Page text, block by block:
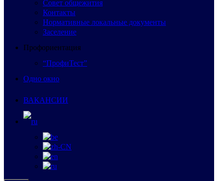
Совет общежития
Контакты
Нормативные локальные документы
Заселение
Профориентация
“ПрофиТест”
Одно окно
ВАКАНСИИ